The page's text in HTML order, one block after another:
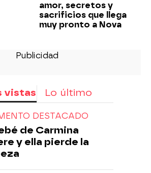
amor, secretos y
sacrificios que llega
muy pronto a Nova
vistas Lo último
DESTACADO
de Carmina
y ella pierde la